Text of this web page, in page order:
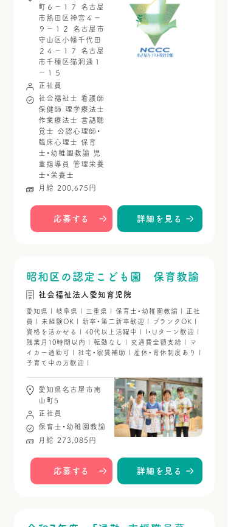
町６－１７ 名古屋
市熱田区神宮４－
９－１２ 名古屋市
守山区小幡千代田
２４－１７ 名古屋
市千種区猫洞通１
－１５
正社員
社会福祉士
看護師
保健師
理学療法士
作業療法士
言語聴
覚士
公認心理師・
臨床心理士 保育
士・幼稚園教諭
児
童指導員
管理栄養
士・栄養士
月給 200,675円
応募する 詳細を見る
昭和区の認定こども園 保育教諭
社会福祉法人愛知育児院
愛知県 | 岐阜県 | 三重県 | 保育士・幼稚園教諭 | 正社
員 | 未経験OK | 新卒・第二新卒歓迎 | ブランクOK |
資格を活かせる | 40代以上活躍中 | I・Uターン歓迎 |
残業月10時間以内 | 転勤なし | 交通費全額支給 | マ
イカー通勤可 | 社宅・家賃補助 | 産休・育休制度あり |
子育て中の方歓迎 |
愛知県名古屋市南
山町5
正社員
保育士・幼稚園教諭
月給 273,085円
応募する 詳細を見る